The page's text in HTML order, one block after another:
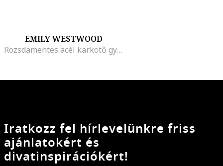
EMILY WESTWOOD
Rozsdamentes acél karkötő gyöngyházfényű részlettel
Iratkozz fel hírlevelünkre friss
ajánlatokért és
divatinspirációkért!